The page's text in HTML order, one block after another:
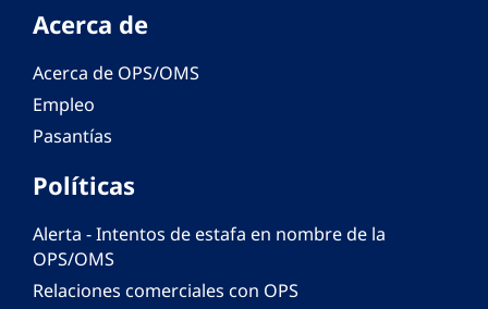
Acerca de
Acerca de OPS/OMS
Empleo
Pasantías
Políticas
Alerta - Intentos de estafa en nombre de la
OPS/OMS
Relaciones comerciales con OPS